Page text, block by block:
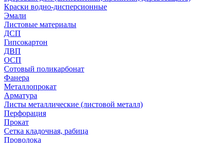
Краски водно-дисперсионные
Эмали
Листовые материалы
ДСП
Гипсокартон
ДВП
ОСП
Сотовый поликарбонат
Фанера
Металлопрокат
Арматура
Листы металлические (листовой металл)
Перфорация
Прокат
Сетка кладочная, рабица
Проволока